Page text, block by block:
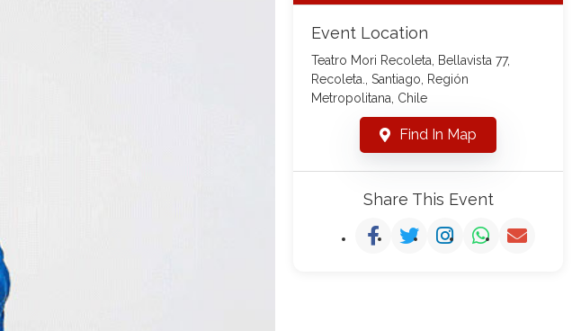
Event Location
Teatro Mori Recoleta, Bellavista 77,
Recoleta., Santiago, Región
Metropolitana, Chile
Find In Map
Share This Event